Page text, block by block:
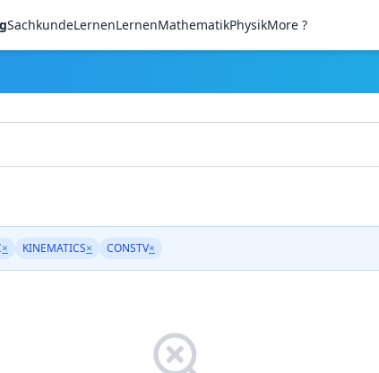
SachkundeLernenLernenMathematikPhysikMore ?
× KINEMATICS× CONSTV×